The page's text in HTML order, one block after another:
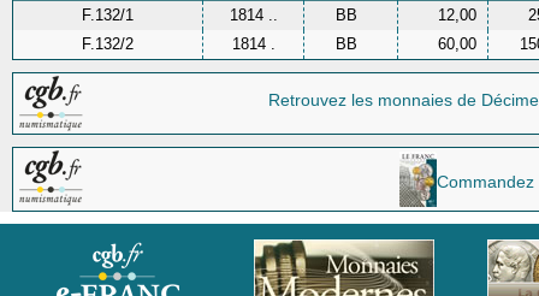
F.132/1
1814 .. BB 12,00
F.132/2
1814 . BB 60,00
Retrouvez les monnaies de